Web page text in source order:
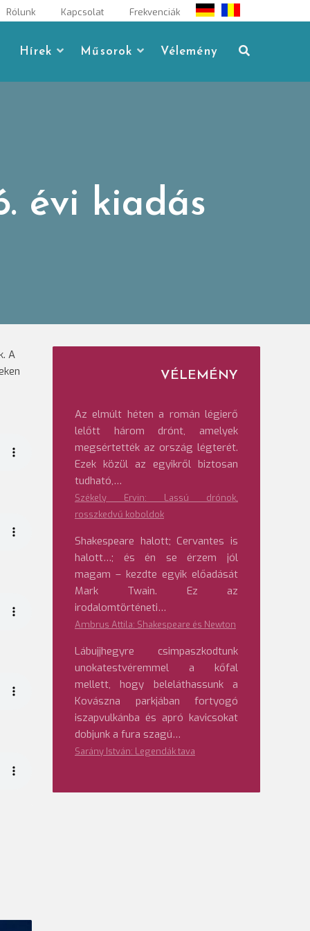
Rólunk Kapcsolat Frekvenciák
Hírek Műsorok Vélemény
évi kiadás
A
VÉLEMÉNY
Az elmúlt héten a román légierő
lelőtt három drónt, amelyek
megsértették az ország légterét.
Ezek közül az egyikről biztosan
tudható,…
Székely Ervin: Lassú drónok,
rosszkedvű koboldok
Shakespeare halott; Cervantes is
halott…; és én se érzem jól
magam – kezdte egyik előadását
Mark Twain. Ez az
irodalomtörténeti…
Ambrus Attila: Shakespeare és Newton
Lábujjhegyre csimpaszkodtunk
unokatestvéremmel a kőfal
mellett, hogy beleláthassunk a
Kovászna parkjában fortyogó
iszapvulkánba és apró kavicsokat
dobjunk a fura szagú…
Sarány István: Legendák tava